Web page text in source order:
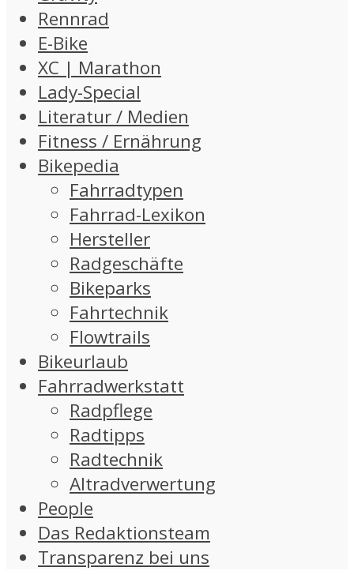
Rennrad
E-Bike
XC | Marathon
Lady-Special
Literatur / Medien
Fitness / Ernährung
Bikepedia
Fahrradtypen
Fahrrad-Lexikon
Hersteller
Radgeschäfte
Bikeparks
Fahrtechnik
Flowtrails
Bikeurlaub
Fahrradwerkstatt
Radpflege
Radtipps
Radtechnik
Altradverwertung
People
Das Redaktionsteam
Transparenz bei uns